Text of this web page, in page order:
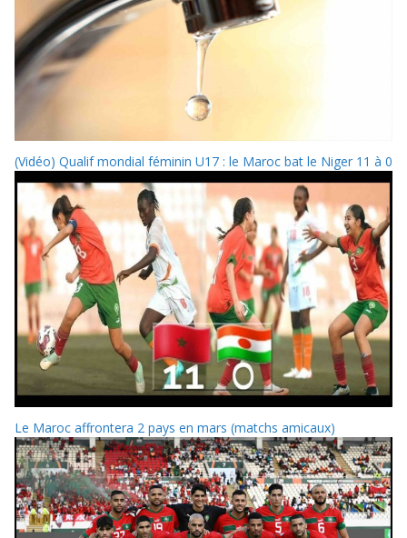
(Vidéo) Qualif mondial féminin U17 : le Maroc bat le Niger 11 à 0
Le Maroc affrontera 2 pays en mars (matchs amicaux)